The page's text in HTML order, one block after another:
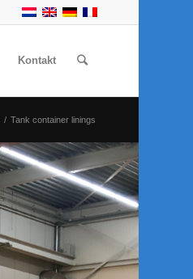
Kontakt
/ Tank container linings